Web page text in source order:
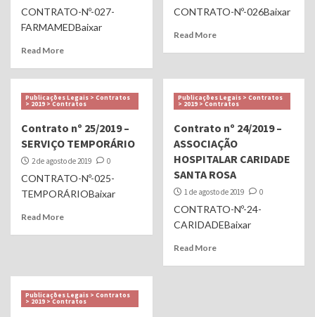
CONTRATO-Nº-027-
FARMAMEDBaixar
Read More
CONTRATO-Nº-026Baixar
Read More
Publicações Legais > Contratos
> 2019 > Contratos
Contrato nº 25/2019 –
SERVIÇO TEMPORÁRIO
2 de agosto de 2019 0
CONTRATO-Nº-025-
TEMPORÁRIOBaixar
Read More
Publicações Legais > Contratos
> 2019 > Contratos
Contrato nº 24/2019 –
ASSOCIAÇÃO
HOSPITALAR CARIDADE
SANTA ROSA
1 de agosto de 2019 0
CONTRATO-Nº-24-
CARIDADEBaixar
Read More
Publicações Legais > Contratos
> 2019 > Contratos